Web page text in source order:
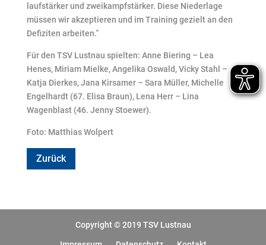
laufstärker und zweikampfstärker. Diese Niederlage
müssen wir akzeptieren und im Training gezielt an den
Defiziten arbeiten.“
Für den TSV Lustnau spielten: Anne Biering – Lea
Henes, Miriam Mielke, Angelika Oswald, Vicky Stahl –
Katja Dierkes, Jana Kirsamer – Sara Müller, Michelle
Engelhardt (67. Elisa Braun), Lena Herr – Lina
Wagenblast (46. Jenny Stoewer).
Foto: Matthias Wolpert
Zurück
Copyright © 2019 TSV Lustnau